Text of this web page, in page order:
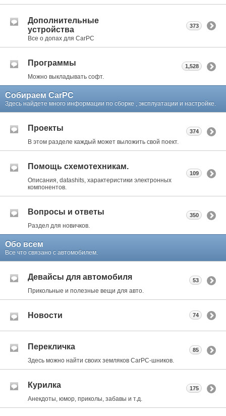
Дополнительные
устройства
Все о допах для CarPC
373
Программы
Можно выкладывать софт.
1,528
Собираем CarPC
Здесь найдете много информации по сборке , эксплуатации и настройке.
Проекты
В этом разделе каждый может выложить свой поект.
374
Помощь схемотехникам.
Описания, datashits, характеристики электронных
компонентов.
109
Вопросы и ответы
Раздел для новичков.
350
Обо всем
Все что связано с автомобилем.
Девайсы для автомобиля
Прикольные и полезные вещи для авто.
53
Новости 74
Перекличка
Здесь можно найти своих земляков CarPC-шников.
85
Курилка
Анекдоты, юмор, приколы, забавы и т.д.
175